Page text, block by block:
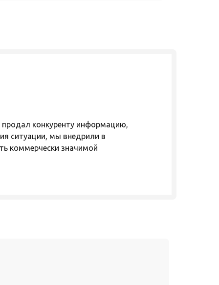
продал конкуренту информацию,
ситуации, мы внедрили в
коммерчески значимой